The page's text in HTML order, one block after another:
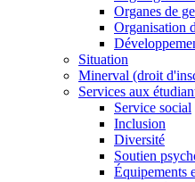
Organes de
Organisation
Situation
Minerval (droit
Services aux
Service social
Inclusion
Diversité
Soutien
Équipements